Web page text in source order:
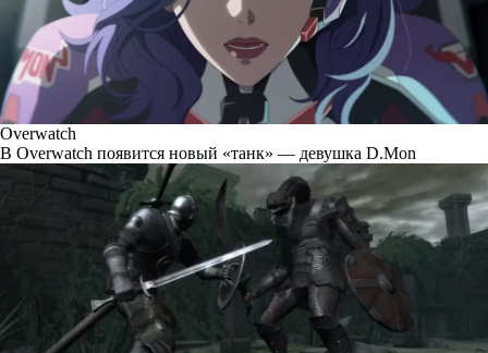
Overwatch
В Overwatch появится новый «танк» — девушка D.Mon